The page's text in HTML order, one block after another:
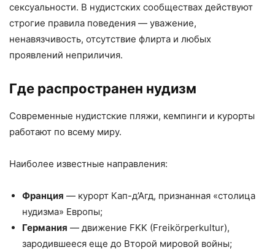
сексуальности. В нудистских сообществах действуют
строгие правила поведения — уважение,
ненавязчивость, отсутствие флирта и любых
проявлений неприличия.
Где распространен нудизм
Современные нудистские пляжи, кемпинги и курорты
работают по всему миру.
Наиболее известные направления:
Франция — курорт Кап-д’Агд, признанная «столица
нудизма» Европы;
Германия — движение FKK (Freikörperkultur),
зародившееся еще до Второй мировой войны;